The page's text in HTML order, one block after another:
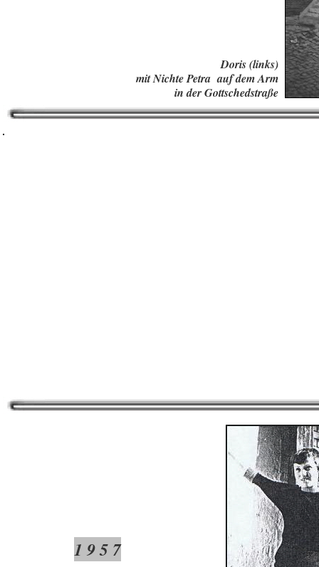
Doris (links)
mit Nichte Petra auf dem Arm
in der Gottschedstraße
1 9 5 7